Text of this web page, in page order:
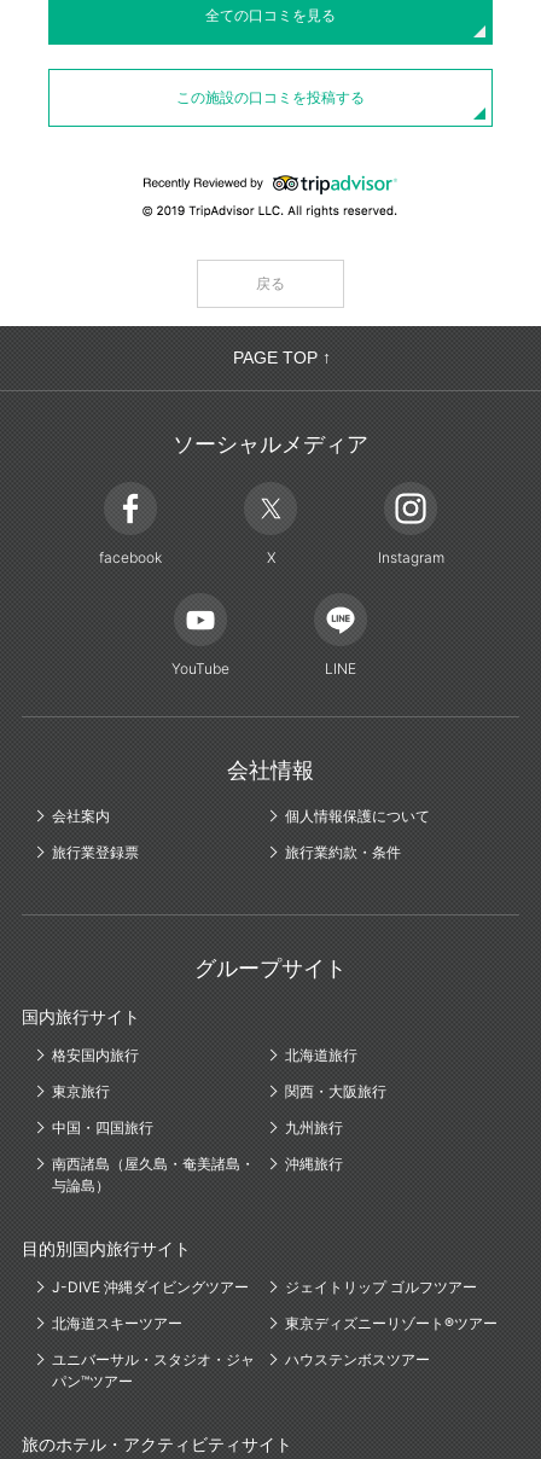
全ての口コミを見る
この施設の口コミを投稿する
戻る
PAGE TOP ↑
ソーシャルメディア
facebook X Instagram
YouTube LINE
会社情報
会社案内
個人情報保護について
旅行業登録票
旅行業約款・条件
グループサイト
国内旅行サイト
格安国内旅行
北海道旅行
東京旅行
関西・大阪旅行
中国・四国旅行
九州旅行
南西諸島（屋久島・奄美諸島・
与論島）
沖縄旅行
目的別国内旅行サイト
J-DIVE 沖縄ダイビングツアー
ジェイトリップ ゴルフツアー
北海道スキーツアー
東京ディズニーリゾート®ツアー
ユニバーサル・スタジオ・ジャ
パン™ツアー
ハウステンボスツアー
旅のホテル・アクティビティサイト